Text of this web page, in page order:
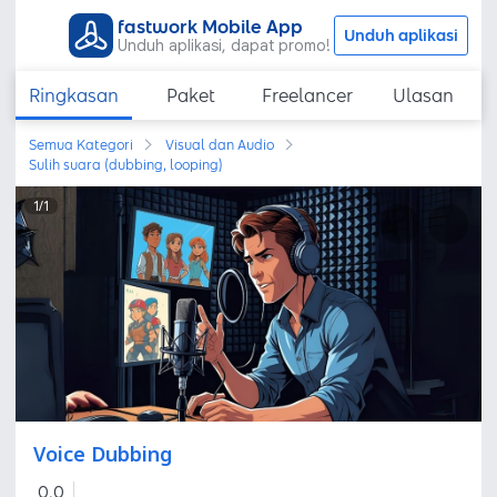
fastwork Mobile App
Unduh aplikasi, dapat promo! Unduh aplikasi
Ringkasan Paket Freelancer Ulasan
Semua Kategori
Visual dan Audio
Sulih suara (dubbing, looping)
1/1
Voice Dubbing
0,0